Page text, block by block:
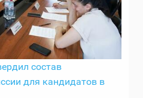
состав
для кандидатов в